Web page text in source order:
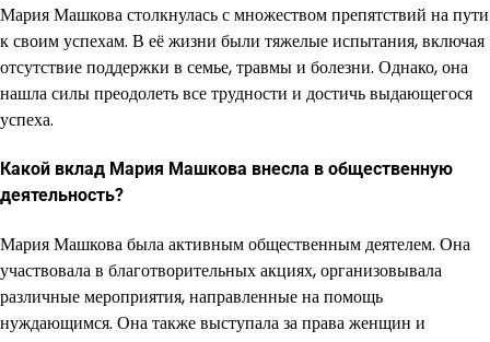
Мария Машкова столкнулась с множеством препятствий на пути
к своим успехам. В её жизни были тяжелые испытания, включая
отсутствие поддержки в семье, травмы и болезни. Однако, она
нашла силы преодолеть все трудности и достичь выдающегося
успеха.
Какой вклад Мария Машкова внесла в общественную
деятельность?
Мария Машкова была активным общественным деятелем. Она
участвовала в благотворительных акциях, организовывала
различные мероприятия, направленные на помощь
нуждающимся. Она также выступала за права женщин и